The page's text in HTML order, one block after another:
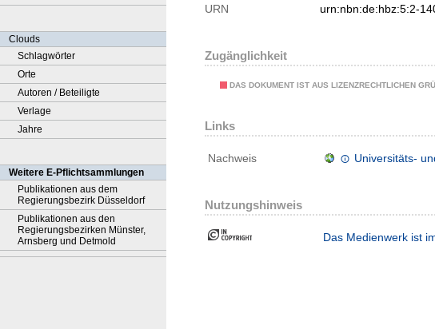
Clouds
Schlagwörter
Orte
Autoren / Beteiligte
Verlage
Jahre
Weitere E-Pflichtsammlungen
Publikationen aus dem
Regierungsbezirk Düsseldorf
Publikationen aus den
Regierungsbezirken Münster,
Arnsberg und Detmold
URN
urn:nbn:de:hbz:5:2-
Zugänglichkeit
DAS DOKUMENT IST AUS LIZENZRECHTLICHEN
Links
Nachweis Universitäts-
Nutzungshinweis
Das Medienwerk ist